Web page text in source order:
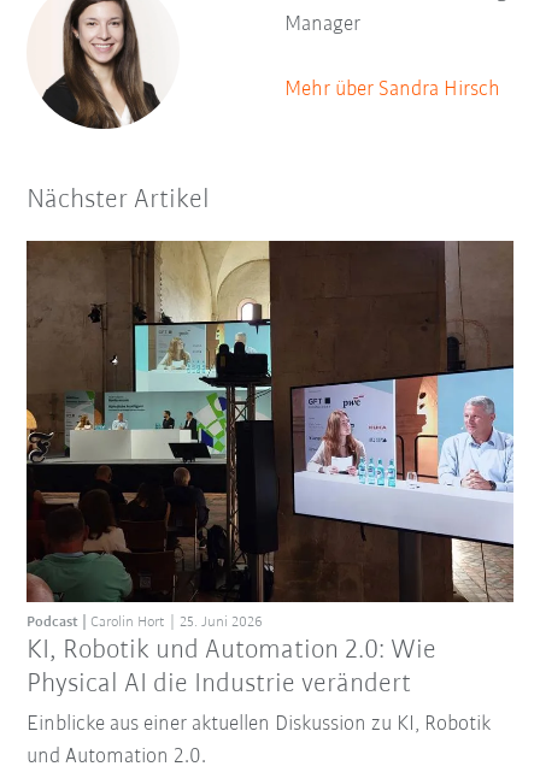
Manager
Mehr über Sandra Hirsch
Nächster Artikel
KI, Robotik und Automation 2.0: Wie
Physical AI die Industrie verändert
Podcast Carolin Hort 25. Juni 2026
Einblicke aus einer aktuellen Diskussion zu KI, Robotik
und Automation 2.0.